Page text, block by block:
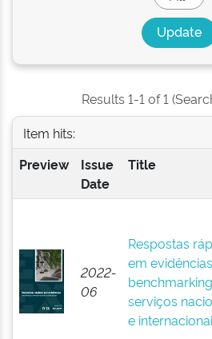
Results 1-1 of 1
Item hits:
Preview
Issue
Date
Title
2022-
06
Respostas
em
serviços
e